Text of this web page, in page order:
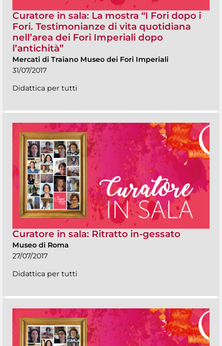
Curatore in sala: La mostra “I Fori dopo i
Fori. Testimonianze di vita quotidiana
nell’area dei Fori Imperiali dopo
l’antichità”
Mercati di Traiano Museo dei Fori Imperiali
31/07/2017
Didattica per tutti
Curatore in sala: Ritratto in-gessato
Museo di Roma
27/07/2017
Didattica per tutti